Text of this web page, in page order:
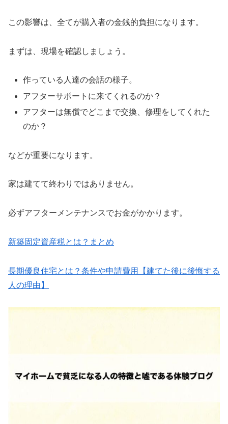
この影響は、全てが購入者の金銭的負担になります。
まずは、現場を確認しましょう。
作っている人達の会話の様子。
アフターサポートに来てくれるのか？
アフターは無償でどこまで交換、修理をしてくれた
のか？
などが重要になります。
家は建てて終わりではありません。
必ずアフターメンテナンスでお金がかかります。
新築固定資産税とは？まとめ
長期優良住宅とは？条件や申請費用【建てた後に後悔する
人の理由】